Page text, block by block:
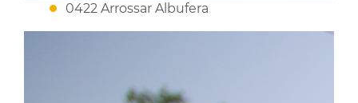
0422 Arrossar Albufera